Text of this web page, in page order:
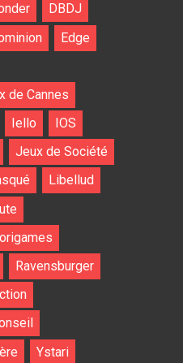
DBDJ
Edge
de Cannes
Iello
IOS
Jeux de Société
Libellud
origames
Ravensburger
Ystari